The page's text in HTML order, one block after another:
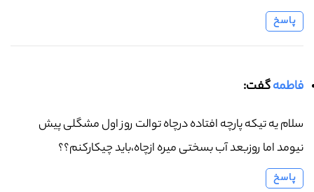
پاسخ
فاطمهگفت:
سلام یه تیکه پارچه افتاده درچاه توالت روز اول مشگلی پیش
نیومد اما روزبعد آب بسختی میره ازچاه،باید چیکارکنم؟؟
پاسخ